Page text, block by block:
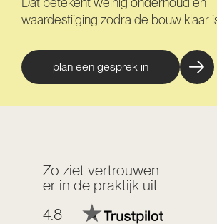
waardestijging zodra de bouw klaar
plan een gesprek in
Zo ziet vertrouwen
er in de praktijk uit
4.8